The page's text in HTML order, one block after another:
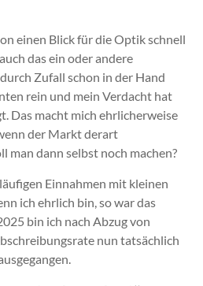
einen Blick für die Optik schnell
das ein oder andere
Zufall schon in der Hand
rein und mein Verdacht hat
Das macht mich ehrlicherweise
der Markt derart
man dann selbst noch machen?
Einnahmen mit kleinen
ich ehrlich bin, so war das
bin ich nach Abzug von
nun tatsächlich